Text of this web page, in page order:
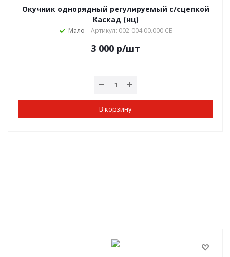
Окучник однорядный регулируемый с/сцепкой
Каскад (нц)
Мало Артикул: 002-004.00.000 СБ
3 000 р/шт
В корзину